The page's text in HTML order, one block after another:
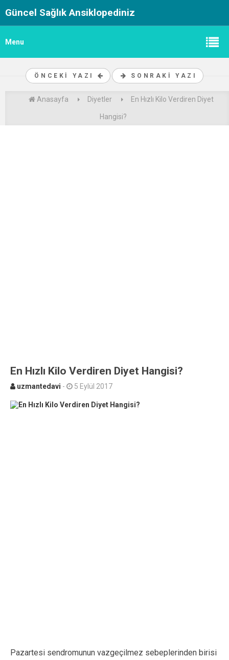
Güncel Sağlık Ansiklopediniz
Menu
ÖNCEKI YAZI SONRAKI YAZI
Anasayfa Diyetler En Hızlı Kilo Verdiren Diyet
Hangisi?
En Hızlı Kilo Verdiren Diyet Hangisi?
uzmantedavi - 5 Eylül 2017
Pazartesi sendromunun vazgeçilmez sebeplerinden birisi